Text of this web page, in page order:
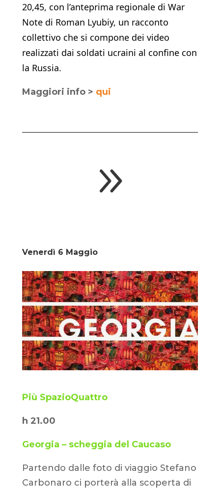
20,45, con l’anteprima regionale di War
Note di Roman Lyubiy, un racconto
collettivo che si compone dei video
realizzati dai soldati ucraini al confine con
la Russia.
Maggiori info > qui
9
Venerdì 6 Maggio
Più SpazioQuattro
h 21.00
Georgia – scheggia del Caucaso
Partendo dalle foto di viaggio Stefano
Carbonaro ci porterà alla scoperta di